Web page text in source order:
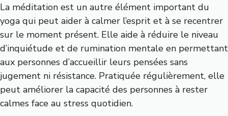
La méditation est un autre élément important du
yoga qui peut aider à calmer l’esprit et à se recentrer
sur le moment présent. Elle aide à réduire le niveau
d’inquiétude et de rumination mentale en permettant
aux personnes d’accueillir leurs pensées sans
jugement ni résistance. Pratiquée régulièrement, elle
peut améliorer la capacité des personnes à rester
calmes face au stress quotidien.